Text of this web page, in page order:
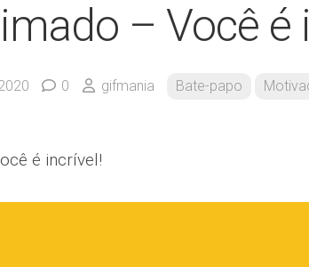
– Você é
0 gifmania Bate-papo
é incrível!